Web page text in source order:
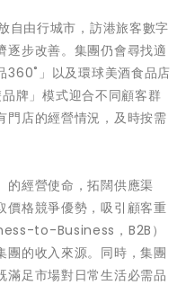
自由行城市，訪港旅客數字
逐步改善。集團仍會尋找適
360˚」以及環球美酒食品店
牌」模式迎合不同顧客群
門店的經營情況，及時按需
的經營使命，拓闊供應渠
價格競爭優勢，吸引顧客重
to-Business，B2B）
團的收入來源。同時，集團
滿足市場對日常生活必需品